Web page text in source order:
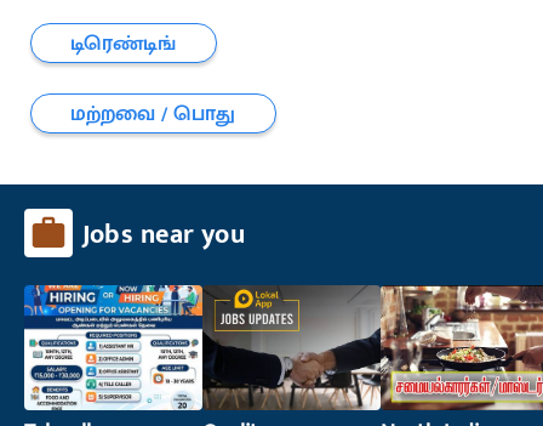
டிரெண்டிங்
மற்றவை / பொது
Jobs near you